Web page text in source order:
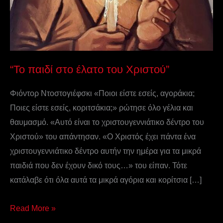
“Το παιδί στο έλατο του Χριστού”
Φιόντορ Ντοστογιέφσκι «Ποιοι είστε εσείς, αγοράκια;
Ποιες είστε εσείς, κοριτσάκια;» ρώτησε όλο γέλια και
θαυμασμό. «Αυτό είναι το χριστουγεννιάτικο δέντρο του
Χριστού» του απάντησαν. «Ο Χριστός έχει πάντα ένα
χριστουγεννιάτικο δέντρο αυτήν την ημέρα για τα μικρά
παιδιά που δεν έχουν δικό τους…» του είπαν. Τότε
κατάλαβε ότι όλα αυτά τα μικρά αγόρια και κορίτσια […]
Read More »